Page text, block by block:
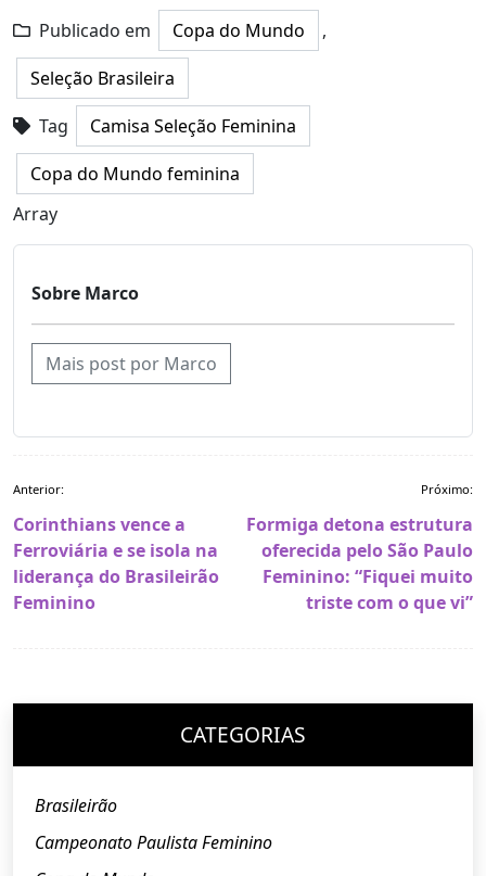
Publicado em Copa do Mundo
,
Seleção Brasileira
Tag
Camisa Seleção Feminina
Copa do Mundo feminina
Array
Sobre Marco
Mais post por Marco
Navegação
de
Post
Anterior:
Corinthians vence a
Ferroviária e se isola na
liderança do Brasileirão
Feminino
Próximo:
Formiga detona estrutura
oferecida pelo São Paulo
Feminino: “Fiquei muito
triste com o que vi”
CATEGORIAS
Brasileirão
Campeonato Paulista Feminino